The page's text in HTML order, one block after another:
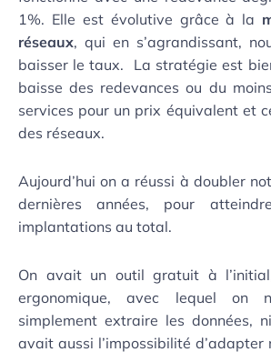
1%. Elle est évolutive grâce à la
réseaux, qui en s’agrandissant,
baisser le taux. La stratégie est
baisse des redevances ou du
services pour un prix équivalent et
des réseaux.
Aujourd’hui on a réussi à doubler
dernières années, pour
implantations au total.
On avait un outil gratuit à
ergonomique, avec lequel on
simplement extraire les données,
avait aussi l’impossibilité d’adapter